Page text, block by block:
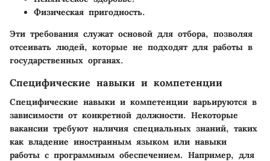
Физическая пригодность.
Эти требования служат основой для отбора, позволяя
отсеивать людей, которые не подходят для работы в
государственных органах.
Специфические навыки и компетенции
Специфические навыки и компетенции варьируются в
зависимости от конкретной должности. Некоторые
вакансии требуют наличия специальных знаний, таких
как владение иностранным языком или навыки
работы с программным обеспечением. Например, для